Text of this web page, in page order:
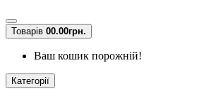
Товарів 00.00грн.
Ваш кошик порожній!
Категорії